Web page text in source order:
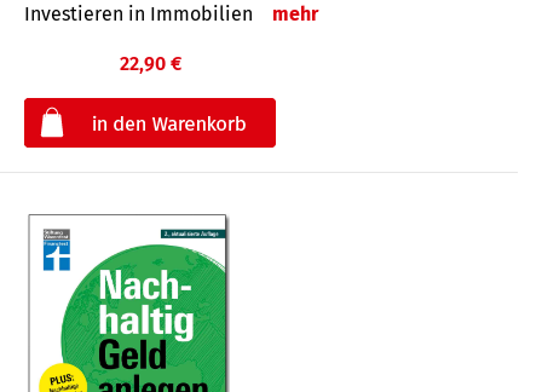
Investieren in Immobilien mehr
22,90 €